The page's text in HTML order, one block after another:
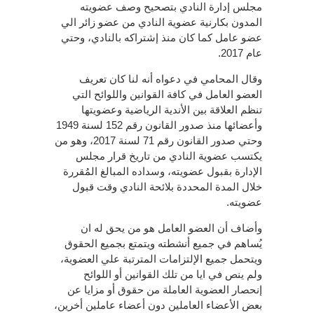
مجلس إدارة النادي بتصحيح وصف عضويته
المدون بكارنية عضوية النادي من عضو زائر الي
عضو عامل كما كان منذ إشتراكه بالنادي، وحتي
عام 2017.
وقال المحامي في دعواه أنه لنا كان تعريف
العضو العامل في كافة القوانين واللوائح التي
تنظم العلاقة بين الأندية الرياضية وعضويتها
وأعضائها منذ صدور القانون رقم 152 لسنة 1949
وحتي صدور القانون رقم 71 لسنة 2017، وهو من
يكتسب عضوية النادي من تاريخ قرار مجلس
الإدارة بقبول عضويته، وسداده المبالغ المُقررة
خلال المدة المحددة بلائحة النادي وقت قبول
عضويته.
وأضاف أن العضو العامل هو من يحق له ان
يُساهم في جميع أنشطته ويتمتع بجميع الحقوق
ويتحمل جميع الإلتزامات المترتبة علي العضوية،
ولم ينص في ايا من تلك القوانين أو اللوائح
إنحصار العضوية العاملة من حقوق أو مزايا عن
بعض الأعضاء العاملين دون أعضاء عاملين أخرين،